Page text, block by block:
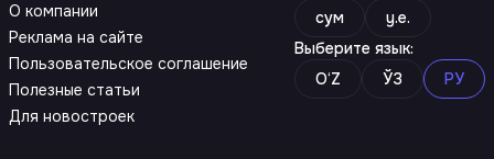
О компании
Реклама на сайте
Пользовательское соглашение
Полезные статьи
Для новостроек
сум
y.e.
Выберите язык:
O‘Z
ЎЗ РУ